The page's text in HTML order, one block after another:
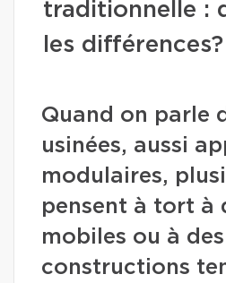
traditionnelle :
les différences?
Quand on parle
usinées, aussi
modulaires,
pensent à tort à
mobiles ou à des
constructions